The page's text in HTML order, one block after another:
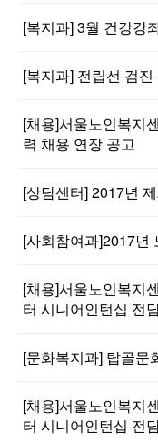
[복지과] 3월 건강강
[복지과] 전립선 검진
[채용]서울노인복지
력 채용 연장 공고
[상담센터] 2017년
[사회참여과]2017년
[채용]서울노인복지
터 시니어인턴십 전
[문화복지과] 탑골문
[채용]서울노인복지
터 시니어인턴십 전